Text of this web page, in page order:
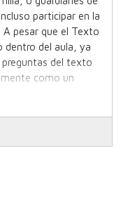
participar en la
A pesar que el Texto
dentro del aula, ya
del texto
como un
de actividades